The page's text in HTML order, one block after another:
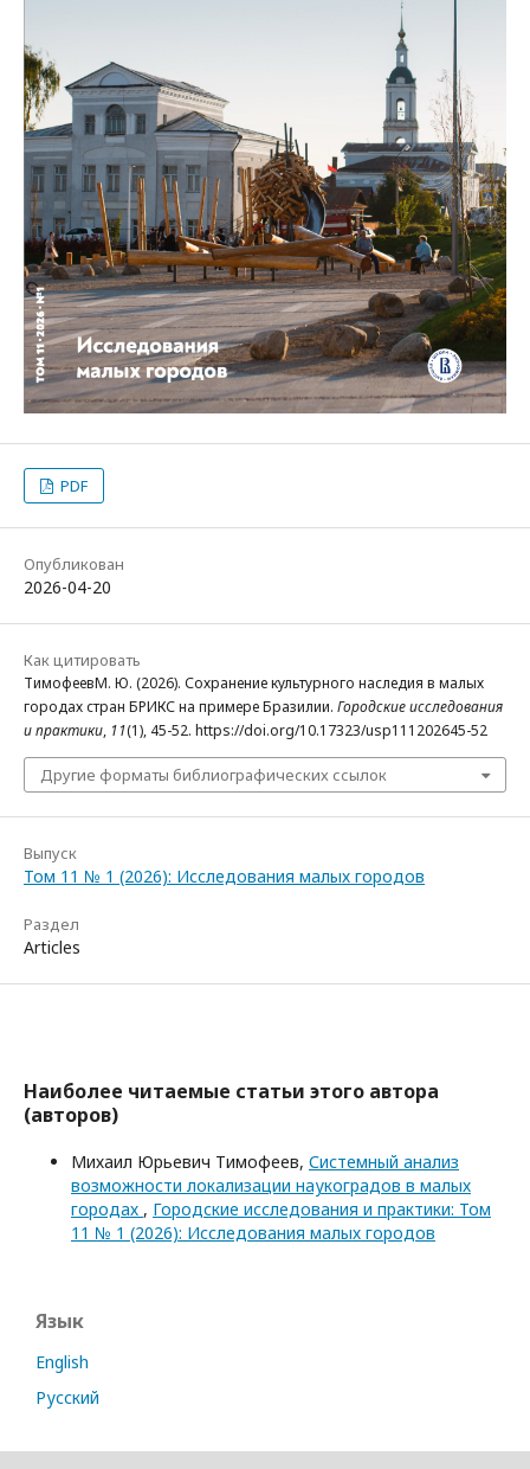
PDF
Опубликован
2026-04-20
Как цитировать
ТимофеевМ. Ю. (2026). Сохранение культурного наследия в малых
городах стран БРИКС на примере Бразилии. Городские исследования
и практики, 11(1), 45-52. https://doi.org/10.17323/usp111202645-52
Другие форматы библиографических ссылок
Выпуск
Том 11 № 1 (2026): Исследования малых городов
Раздел
Articles
Наиболее читаемые статьи этого автора
(авторов)
Михаил Юрьевич Тимофеев, Системный анализ
возможности локализации наукоградов в малых
городах , Городские исследования и практики: Том
11 № 1 (2026): Исследования малых городов
Язык
English
Русский